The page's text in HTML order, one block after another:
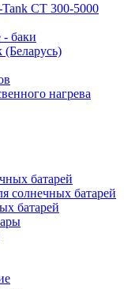
СТ 300-5000
- баки
(Беларусь)
нагрева
батарей
солнечных батарей
батарей